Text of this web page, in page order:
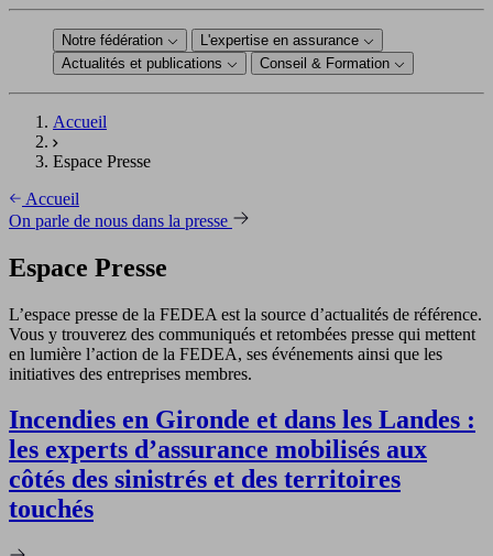
Notre fédération
L'expertise en assurance
Actualités et publications
Conseil & Formation
Accueil
Espace Presse
Accueil
On parle de nous dans la presse
Espace Presse
L’espace presse de la FEDEA est la source d’actualités de référence.
Vous y trouverez des communiqués et retombées presse qui mettent
en lumière l’action de la FEDEA, ses événements ainsi que les
initiatives des entreprises membres.
Incendies en Gironde et dans les Landes :
les experts d’assurance mobilisés aux
côtés des sinistrés et des territoires
touchés